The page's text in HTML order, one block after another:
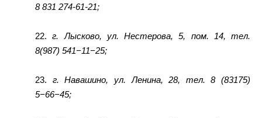
8 831 274-61-21;
22.г. Лысково, ул. Нестерова, 5, пом. 14, тел.
8(987) 541−11−25;
23. г. Навашино, ул. Ленина, 28, тел. 8 (83175)
5−66−45;